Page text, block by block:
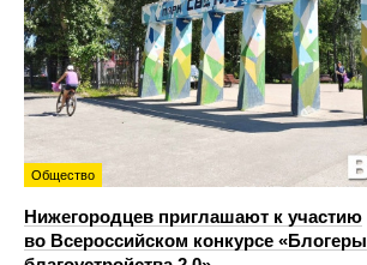
Общество
Нижегородцев приглашают к участию
во Всероссийском конкурсе «Блогеры